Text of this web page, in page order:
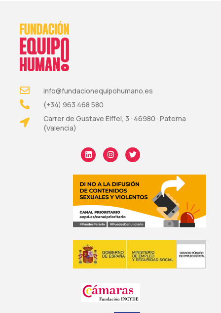
info@fundacionequipohumano.es
(+34) 963 468 580
Carrer de Gustave Eiffel, 3 · 46980 · Paterna
(Valencia)